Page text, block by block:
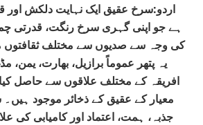
اردو:سرخ عقیق ایک نہایت دلکش اور
ہے جو اپنی گہری سرخ رنگت، قدرتی
کی وجہ سے صدیوں سے مختلف ثقافتوں
یہ پتھر عموماً برازیل، بھارت، یمن،
افریقہ کے مختلف علاقوں سے حاصل
معیار کے عقیق کے ذخائر موجود
جذبہ، ہمت، اعتماد اور کامیابی کی